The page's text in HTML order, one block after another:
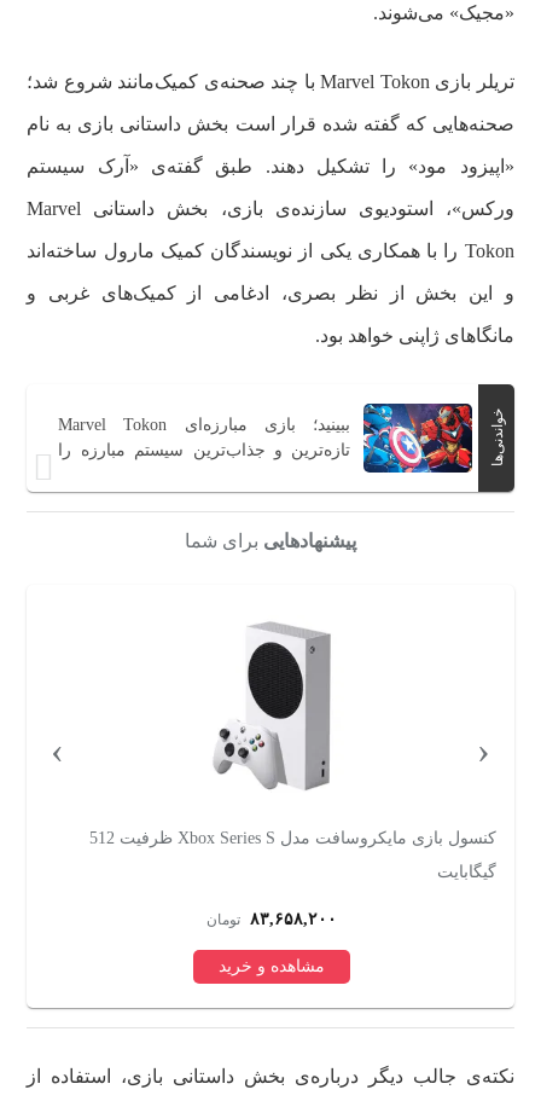
«مجیک» می‌شوند.
تریلر بازی Marvel Tokon با چند صحنه‌ی کمیک‌مانند شروع شد؛
صحنه‌هایی که گفته شده قرار است بخش داستانی بازی به نام
«اپیزود مود» را تشکیل دهند. طبق گفته‌ی «آرک سیستم
ورکس»، استودیوی سازنده‌ی بازی، بخش داستانی Marvel
Tokon را با همکاری یکی از نویسندگان کمیک مارول ساخته‌اند
و این بخش از نظر بصری، ادغامی از کمیک‌های غربی و
مانگاهای ژاپنی خواهد بود.
خواندنی‌ها
ببینید؛ بازی مبارزه‌ای Marvel Tokon
تازه‌ترین و جذاب‌ترین سیستم مبارزه را
پیشنهادهایی برای شما
کنسول بازی مایکروسافت مدل Xbox Series S ظرفیت 512
‹
›
نکته‌ی جالب دیگر درباره‌ی بخش داستانی بازی، استفاده از